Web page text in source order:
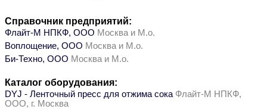
Справочник предприятий:
Флайт-М НПКФ, ООО Москва и М.о.
Воплощение, ООО Москва и М.о.
Би-Техно, ООО Москва и М.о.
Каталог оборудования:
DYJ - Ленточный пресс для отжима сока Флайт-М НПКФ,
ООО, г. Москва